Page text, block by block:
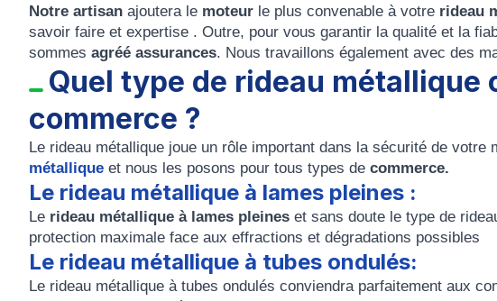
Notre artisan ajoutera le moteur le plus convenable à votre rideau
savoir faire et expertise . Outre, pour vous garantir la qualité et la
sommes agréé assurances. Nous travaillons également avec des
Quel type de rideau métallique
commerce ?
Le rideau métallique joue un rôle important dans la sécurité de votre
métallique et nous les posons pour tous types de commerce.
Le rideau métallique à lames pleines :
Le rideau métallique à lames pleines et sans doute le type de
protection maximale face aux effractions et dégradations possibles
Le rideau métallique à tubes ondulés:
Le rideau métallique à tubes ondulés conviendra parfaitement aux